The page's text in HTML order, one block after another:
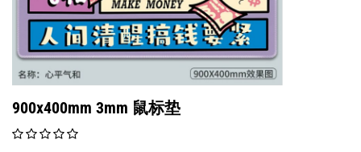
900x400mm 3mm 鼠标垫